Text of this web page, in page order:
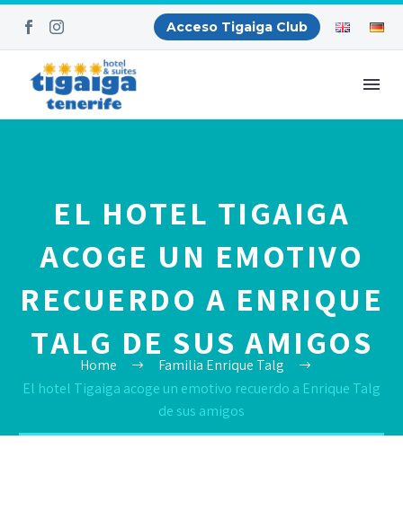
Acceso Tigaiga Club
EL HOTEL TIGAIGA
ACOGE UN EMOTIVO
RECUERDO A ENRIQUE
TALG DE SUS AMIGOS
Home
Familia Enrique Talg
El hotel Tigaiga acoge un emotivo recuerdo a Enrique Talg
de sus amigos